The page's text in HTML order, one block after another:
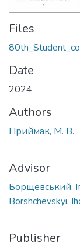
Files
Date
2024
Authors
Приймак, М. В.
Advisor
Борщевський,
Borshchevskyi,
Publisher